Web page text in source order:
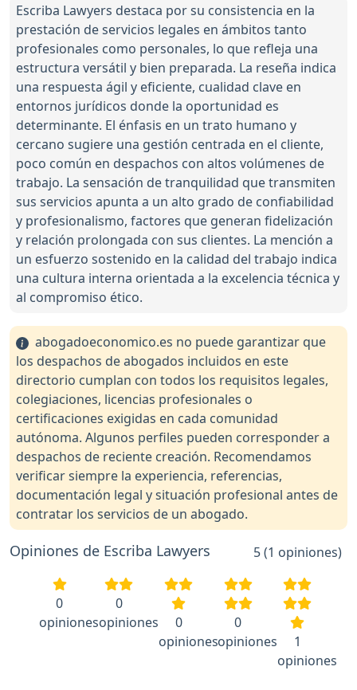
Escriba Lawyers destaca por su consistencia en la
prestación de servicios legales en ámbitos tanto
profesionales como personales, lo que refleja una
estructura versátil y bien preparada. La reseña indica
una respuesta ágil y eficiente, cualidad clave en
entornos jurídicos donde la oportunidad es
determinante. El énfasis en un trato humano y
cercano sugiere una gestión centrada en el cliente,
poco común en despachos con altos volúmenes de
trabajo. La sensación de tranquilidad que transmiten
sus servicios apunta a un alto grado de confiabilidad
y profesionalismo, factores que generan fidelización
y relación prolongada con sus clientes. La mención a
un esfuerzo sostenido en la calidad del trabajo indica
una cultura interna orientada a la excelencia técnica y
al compromiso ético.
abogadoeconomico.es no puede garantizar que
los despachos de abogados incluidos en este
directorio cumplan con todos los requisitos legales,
colegiaciones, licencias profesionales o
certificaciones exigidas en cada comunidad
autónoma. Algunos perfiles pueden corresponder a
despachos de reciente creación. Recomendamos
verificar siempre la experiencia, referencias,
documentación legal y situación profesional antes de
contratar los servicios de un abogado.
Opiniones de Escriba Lawyers 5 (1 opiniones)
0
opiniones
0
opiniones
0
opiniones
0
opiniones
1
opiniones